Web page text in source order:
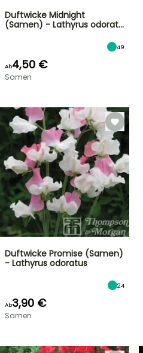
Duftwicke Midnight
(Samen) - Lathyrus odorat…
49
Ab4,50 €
Samen
Duftwicke Promise (Samen)
- Lathyrus odoratus
24
Ab3,90 €
Samen